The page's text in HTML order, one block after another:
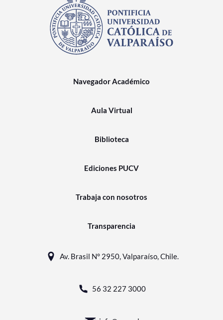
Navegador Académico
Aula Virtual
Biblioteca
Ediciones PUCV
Trabaja con nosotros
Transparencia
Av. Brasil N° 2950, Valparaíso, Chile.
56 32 227 3000